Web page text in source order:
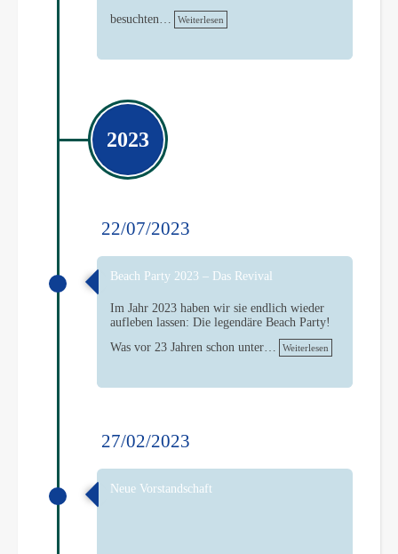
besuchten…
Weiterlesen
2023
22/07/2023
Beach Party 2023 – Das Revival
Im Jahr 2023 haben wir sie endlich wieder
aufleben lassen: Die legendäre Beach Party!
Was vor 23 Jahren schon unter…
Weiterlesen
27/02/2023
Neue Vorstandschaft